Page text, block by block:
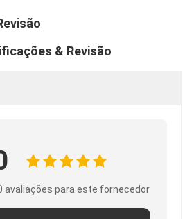
DE ESTIMAÇÃO
da precisão
elétrico
& Revisão
avaliações para este fornecedor